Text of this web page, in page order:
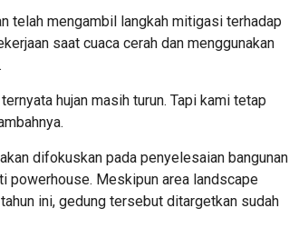
telah mengambil langkah mitigasi terhadap
saat cuaca cerah dan menggunakan
hujan masih turun. Tapi kami tetap
difokuskan pada penyelesaian bangunan
powerhouse. Meskipun area landscape
ini, gedung tersebut ditargetkan sudah